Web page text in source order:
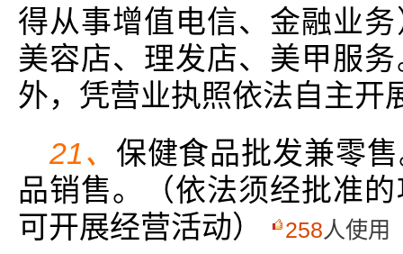
得从事增值电信、金融业
美容店、理发店、美甲服
外，凭营业执照依法自主开
21、 保健食品批发兼零
品销售。（依法须经批准
可开展经营活动）
258人使用